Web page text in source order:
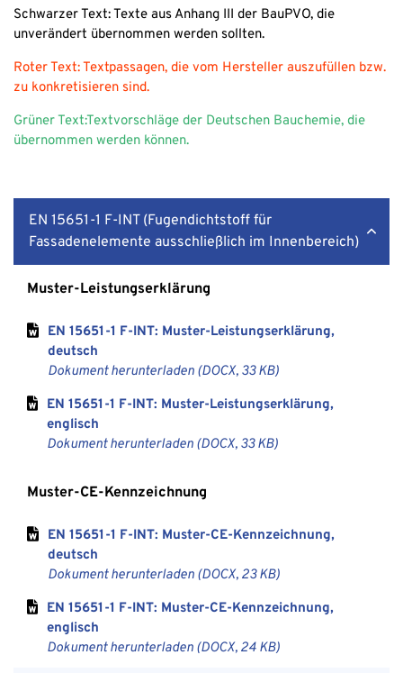
Schwarzer Text: Texte aus Anhang III der BauPVO, die
unverändert übernommen werden sollten.
Roter Text: Textpassagen, die vom Hersteller auszufüllen bzw.
zu konkretisieren sind.
Grüner Text:Textvorschläge der Deutschen Bauchemie, die
übernommen werden können.
EN 15651-1 F-INT (Fugendichtstoff für
Fassadenelemente ausschließlich im Innenbereich)
Muster-Leistungserklärung
EN 15651-1 F-INT: Muster-Leistungserklärung,
deutsch
Dokument herunterladen (DOCX, 33 KB)
EN 15651-1 F-INT: Muster-Leistungserklärung,
englisch
Dokument herunterladen (DOCX, 33 KB)
Muster-CE-Kennzeichnung
EN 15651-1 F-INT: Muster-CE-Kennzeichnung,
deutsch
Dokument herunterladen (DOCX, 23 KB)
EN 15651-1 F-INT: Muster-CE-Kennzeichnung,
englisch
Dokument herunterladen (DOCX, 24 KB)